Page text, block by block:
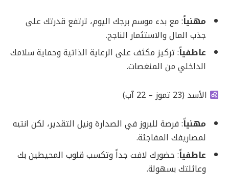
مهنياً: مع بدء موسم برجك اليوم، ترتفع قدرتك على
جذب المال والاستثمار الناجح.
عاطفياً: تركيز مكثف على الرعاية الذاتية وحماية سلامك
الداخلي من المنغصات.
الأسد (23 تموز – 22 آب)
مهنياً: فرصة للبروز في الصدارة ونيل التقدير، لكن انتبه
لمصاريفك المفاجئة.
عاطفياً: حضورك لافت جداً وتكسب قلوب المحيطين بك
وعائلتك بسهولة.